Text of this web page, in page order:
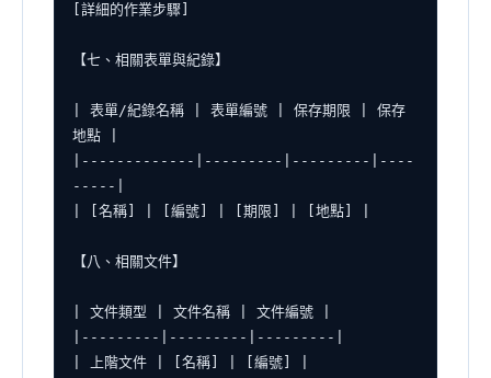
[詳細的作業步驟]
【七、相關表單與紀錄】
| 表單/紀錄名稱 | 表單編號 | 保存期限 | 保存
地點 |
|-------------|---------|---------|----
-----|
| [名稱] | [編號] | [期限] | [地點] |
【八、相關文件】
| 文件類型 | 文件名稱 | 文件編號 |
|---------|---------|---------|
| 上階文件 | [名稱] | [編號] |